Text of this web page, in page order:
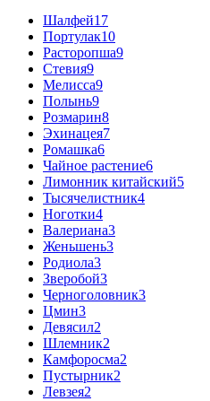
Шалфей17
Портулак10
Расторопша9
Стевия9
Мелисса9
Полынь9
Розмарин8
Эхинацея7
Ромашка6
Чайное растение6
Лимонник китайский5
Тысячелистник4
Ноготки4
Валериана3
Женьшень3
Родиола3
Зверобой3
Черноголовник3
Цмин3
Девясил2
Шлемник2
Камфоросма2
Пустырник2
Левзея2